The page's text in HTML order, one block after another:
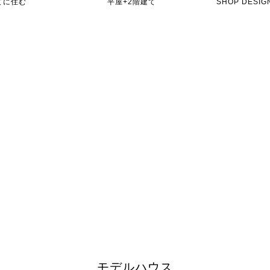
に住む 平屋+2階建て SHOP
モデルハウス